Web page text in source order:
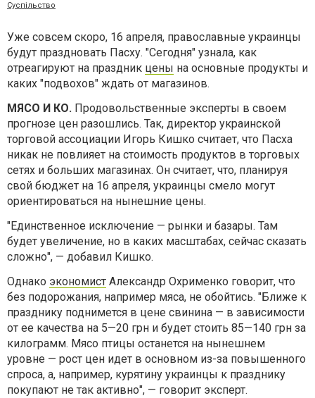
Суспільство
Уже совсем скоро, 16 апреля, православные украинцы
будут праздновать Пасху. "Сегодня" узнала, как
отреагируют на праздник цены на основные продукты и
каких "подвохов" ждать от магазинов.
МЯСО И КО. Продовольственные эксперты в своем
прогнозе цен разошлись. Так, директор украинской
торговой ассоциации Игорь Кишко считает, что Пасха
никак не повлияет на стоимость продуктов в торговых
сетях и больших магазинах. Он считает, что, планируя
свой бюджет на 16 апреля, украинцы смело могут
ориентироваться на нынешние цены.
"Единственное исключение — рынки и базары. Там
будет увеличение, но в каких масштабах, сейчас сказать
сложно", — добавил Кишко.
Однако экономист Александр Охрименко говорит, что
без подорожания, например мяса, не обойтись. "Ближе к
празднику поднимется в цене свинина — в зависимости
от ее качества на 5—20 грн и будет стоить 85—140 грн за
килограмм. Мясо птицы останется на нынешнем
уровне — рост цен идет в основном из-за повышенного
спроса, а, например, курятину украинцы к празднику
покупают не так активно", — говорит эксперт.